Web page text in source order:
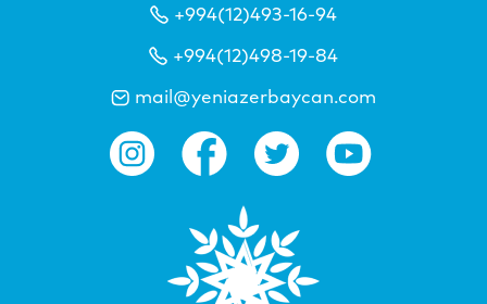
+994(12)493-16-94
+994(12)498-19-84
mail@yeniazerbaycan.com